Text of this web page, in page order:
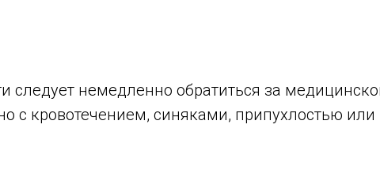
следует немедленно обратиться за
с кровотечением, синяками, припухлостью